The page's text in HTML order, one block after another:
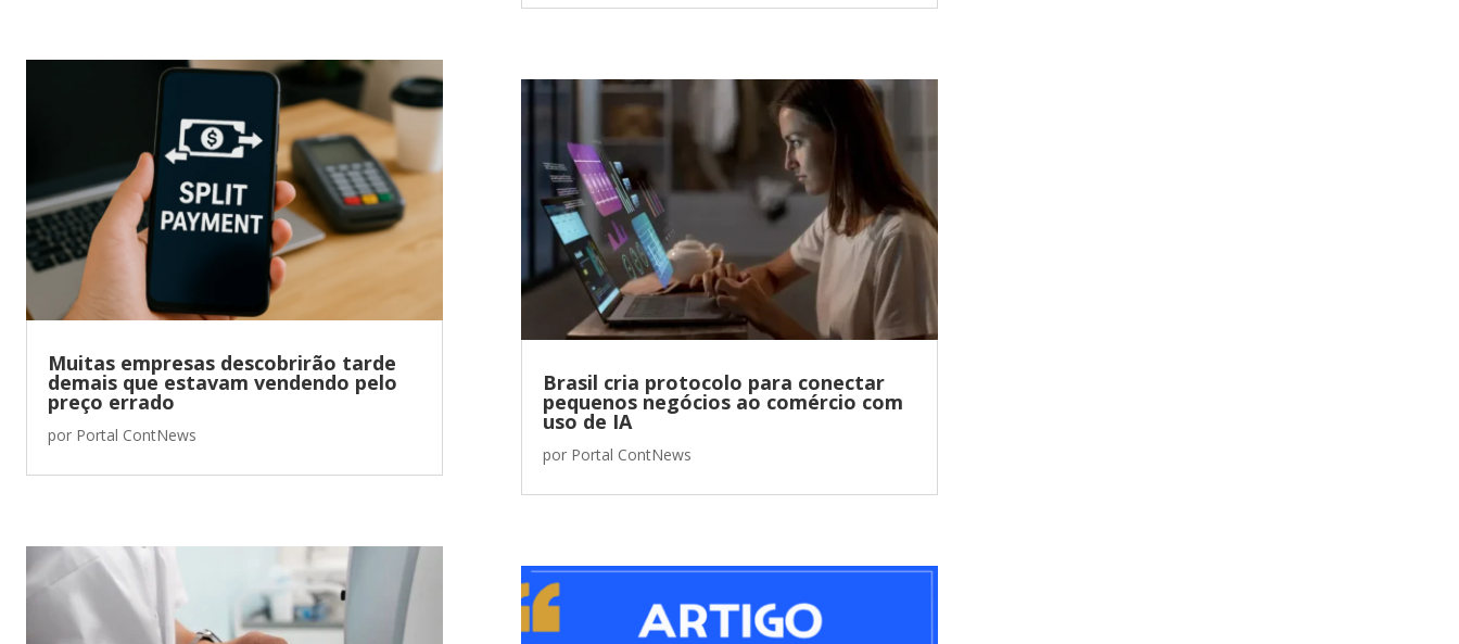
Muitas empresas descobrirão tarde
demais que estavam vendendo pelo
preço errado
por Portal ContNews
Brasil cria protocolo para conectar
pequenos negócios ao comércio com
uso de IA
por Portal ContNews